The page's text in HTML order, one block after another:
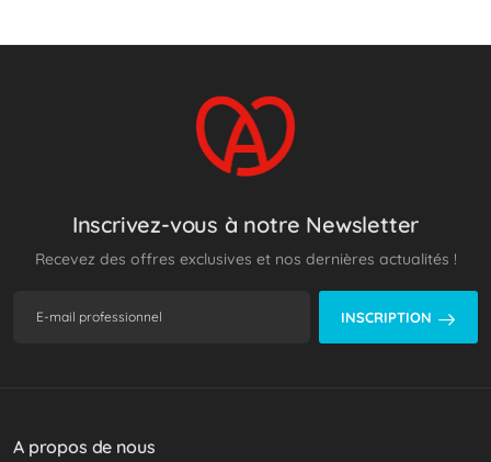
Inscrivez-vous à notre Newsletter
Recevez des offres exclusives et nos dernières actualités !
INSCRIPTION
A propos de nous